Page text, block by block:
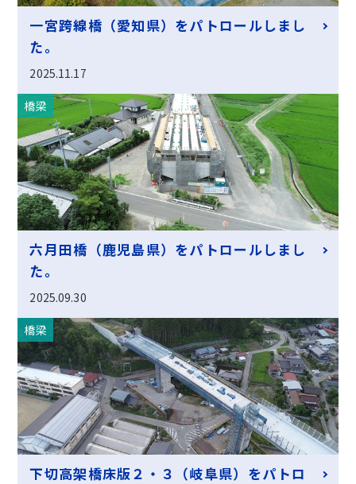
一宮跨線橋（愛知県）をパトロールしまし
た。
2025.11.17
橋梁
六月田橋（鹿児島県）をパトロールしまし
た。
2025.09.30
橋梁
下切高架橋床版２・３（岐阜県）をパトロ